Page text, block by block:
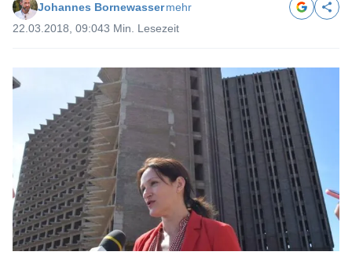
Johannes Bornewassermehr
22.03.2018, 09:043 Min. Lesezeit